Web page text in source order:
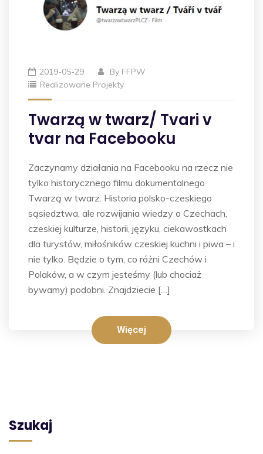
2019-05-29 By FFPW
Realizowane Projekty
Twarzą w twarz/ Tvari v
tvar na Facebooku
Zaczynamy działania na Facebooku na rzecz nie
tylko historycznego filmu dokumentalnego
Twarzą w twarz. Historia polsko-czeskiego
sąsiedztwa, ale rozwijania wiedzy o Czechach,
czeskiej kulturze, historii, języku, ciekawostkach
dla turystów, miłośników czeskiej kuchni i piwa – i
nie tylko. Będzie o tym, co różni Czechów i
Polaków, a w czym jesteśmy (lub chociaż
bywamy) podobni. Znajdziecie […]
Więcej
Szukaj